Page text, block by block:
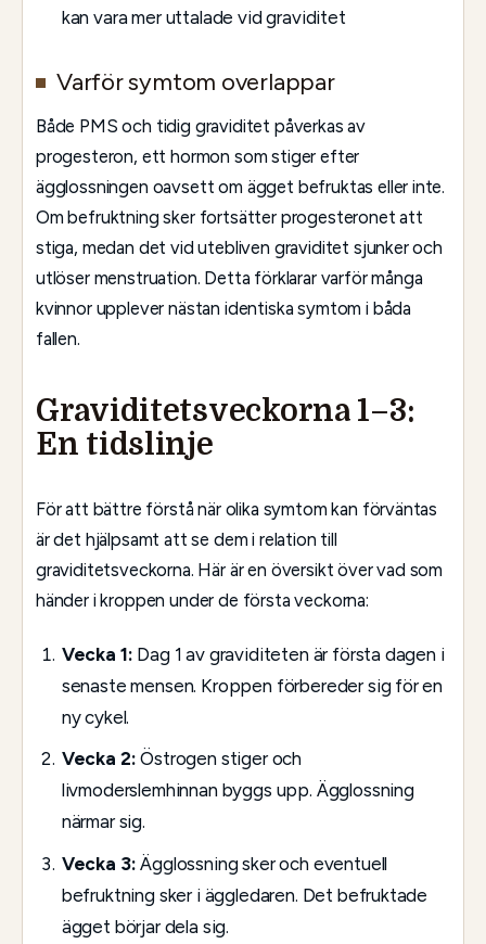
kan vara mer uttalade vid graviditet
Varför symtom overlappar
Både PMS och tidig graviditet påverkas av
progesteron, ett hormon som stiger efter
ägglossningen oavsett om ägget befruktas eller inte.
Om befruktning sker fortsätter progesteronet att
stiga, medan det vid utebliven graviditet sjunker och
utlöser menstruation. Detta förklarar varför många
kvinnor upplever nästan identiska symtom i båda
fallen.
Graviditetsveckorna 1–3:
En tidslinje
För att bättre förstå när olika symtom kan förväntas
är det hjälpsamt att se dem i relation till
graviditetsveckorna. Här är en översikt över vad som
händer i kroppen under de första veckorna:
Vecka 1: Dag 1 av graviditeten är första dagen i
senaste mensen. Kroppen förbereder sig för en
ny cykel.
Vecka 2: Östrogen stiger och
livmoderslemhinnan byggs upp. Ägglossning
närmar sig.
Vecka 3: Ägglossning sker och eventuell
befruktning sker i äggledaren. Det befruktade
ägget börjar dela sig.